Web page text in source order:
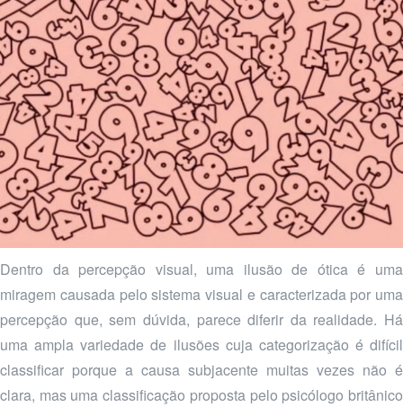
Dentro da percepção visual, uma ilusão de ótica é uma
miragem causada pelo sistema visual e caracterizada por uma
percepção que, sem dúvida, parece diferir da realidade. Há
uma ampla variedade de ilusões cuja categorização é difícil
classificar porque a causa subjacente muitas vezes não é
clara, mas uma classificação proposta pelo psicólogo britânico